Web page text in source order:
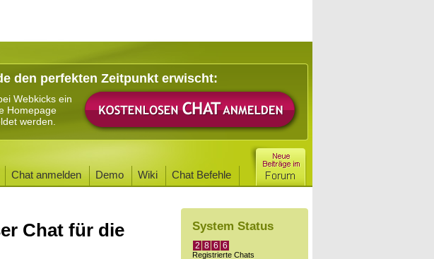
den perfekten Zeitpunkt erwischt:
Webkicks ein
Homepage
werden.
Chat anmelden Demo Wiki Chat Befehle
Chat für die
System Status
2 8 6 6
Registrierte Chats